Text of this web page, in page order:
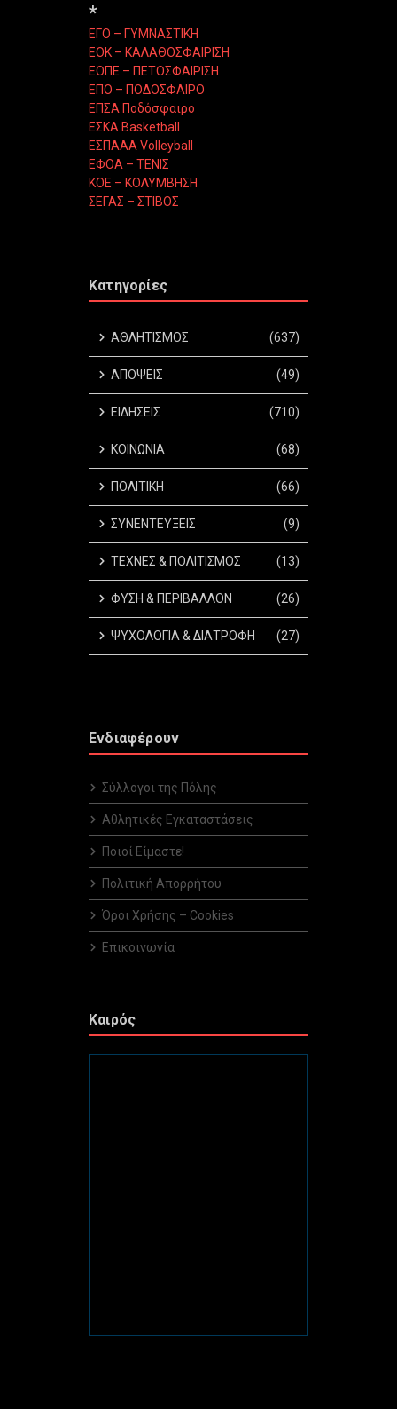
*
ΕΓΟ – ΓΥΜΝΑΣΤΙΚΗ
ΕΟΚ – ΚΑΛΑΘΟΣΦΑΙΡΙΣΗ
ΕΟΠΕ – ΠΕΤΟΣΦΑΙΡΙΣΗ
ΕΠΟ – ΠΟΔΟΣΦΑΙΡΟ
ΕΠΣΑ Ποδόσφαιρο
ΕΣΚΑ Basketball
ΕΣΠΑΑΑ Volleyball
ΕΦΟΑ – ΤΕΝΙΣ
ΚΟΕ – ΚΟΛΥΜΒΗΣΗ
ΣΕΓΑΣ – ΣΤΙΒΟΣ
Κατηγορίες
ΑΘΛΗΤΙΣΜΟΣ (637)
ΑΠΟΨΕΙΣ (49)
ΕΙΔΗΣΕΙΣ (710)
ΚΟΙΝΩΝΙΑ (68)
ΠΟΛΙΤΙΚΗ (66)
ΣΥΝΕΝΤΕΥΞΕΙΣ (9)
ΤΕΧΝΕΣ & ΠΟΛΙΤΙΣΜΟΣ (13)
ΦΥΣΗ & ΠΕΡΙΒΑΛΛΟΝ (26)
ΨΥΧΟΛΟΓΙΑ & ΔΙΑΤΡΟΦΗ (27)
Ενδιαφέρουν
Σύλλογοι της Πόλης
Αθλητικές Εγκαταστάσεις
Ποιοί Είμαστε!
Πολιτική Απορρήτου
Όροι Χρήσης – Cookies
Επικοινωνία
Καιρός